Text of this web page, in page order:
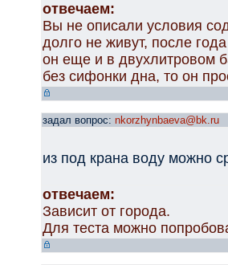
отвечаем:
Вы не описали условия
долго не живут, после
он еще и в двухлитровом
без сифонки дна, то он
задал вопрос: nkorzhynbaeva@bk.ru
из под крана воду можно
отвечаем:
Зависит от города.
Для теста можно